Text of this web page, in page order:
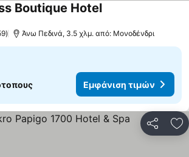
Boutique Hotel
Άνω Πεδινά, 3.5 χλμ. από: Μονοδένδρι
Εμφάνιση τιμών